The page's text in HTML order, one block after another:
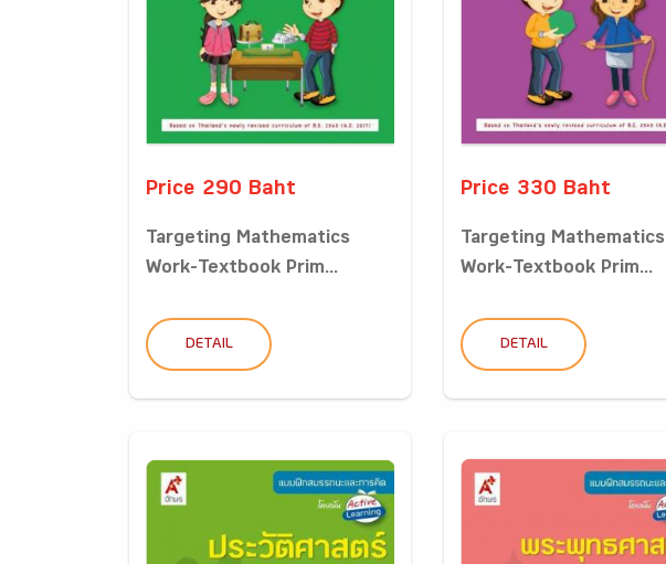
Price 290 Baht
Targeting Mathematics
Work-Textbook Prim...
DETAIL
Price 330 Baht
Targeting Mathematics
Work-Textbook Prim...
DETAIL